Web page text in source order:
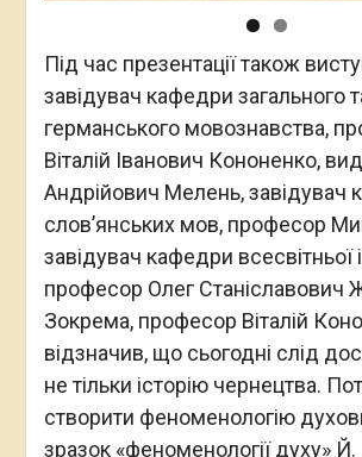
Під час презентації також
завідувач кафедри загального
германського мовознавства,
Віталій Іванович Кононенко,
Андрійович Мелень, завідувач
слов’янських мов, професор
завідувач кафедри всесвітньої
професор Олег Станіславович
Зокрема, професор Віталій
відзначив, що сьогодні слід
не тільки історію чернецтва.
створити феноменологію
зразок «феноменології духу» Й.